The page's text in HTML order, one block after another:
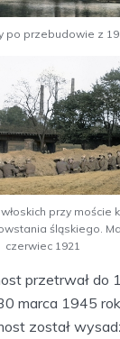
po przebudowie z
przy moście
śląskiego.
czerwiec 1921
przetrwał do
marca 1945
został